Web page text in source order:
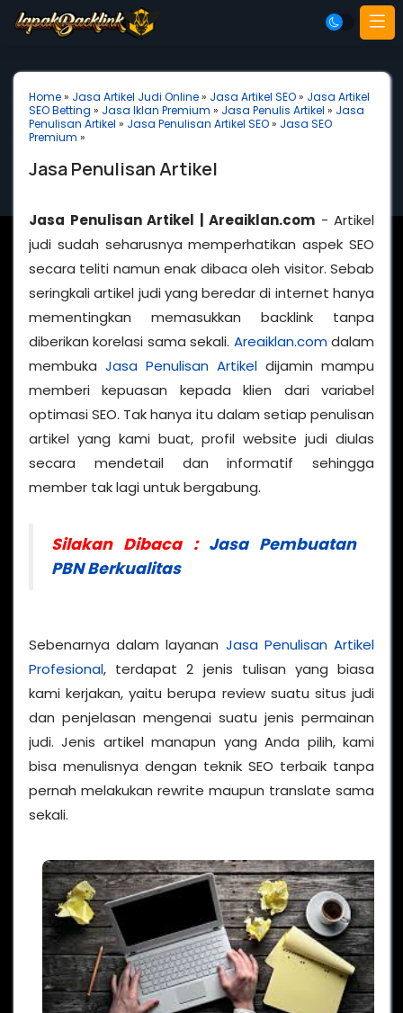
Home» Jasa Artikel Judi Online» Jasa Artikel SEO» Jasa Artikel
SEO Betting » Jasa Iklan Premium » Jasa Penulis Artikel » Jasa
Penulisan Artikel » Jasa Penulisan Artikel SEO» Jasa SEO
Premium »
Jasa Penulisan Artikel
Jasa Penulisan Artikel | Areaiklan.com - Artikel
judi sudah seharusnya memperhatikan aspek SEO
secara teliti namun enak dibaca oleh visitor. Sebab
seringkali artikel judi yang beredar di internet hanya
mementingkan memasukkan backlink tanpa
diberikan korelasi sama sekali. Areaiklan.comdalam
membuka Jasa Penulisan Artikel dijamin mampu
memberi kepuasan kepada klien dari variabel
optimasi SEO. Tak hanya itu dalam setiap penulisan
artikel yang kami buat, profil website judi diulas
secara mendetail dan informatif sehingga
member tak lagi untuk bergabung.
Silakan Dibaca : Jasa Pembuatan
PBN Berkualitas
Sebenarnya dalam layanan Jasa Penulisan Artikel
Profesional, terdapat 2 jenis tulisan yang biasa
kami kerjakan, yaitu berupa review suatu situs judi
dan penjelasan mengenai suatu jenis permainan
judi. Jenis artikel manapun yang Anda pilih, kami
bisa menulisnya dengan teknik SEO terbaik tanpa
pernah melakukan rewrite maupun translate sama
sekali.